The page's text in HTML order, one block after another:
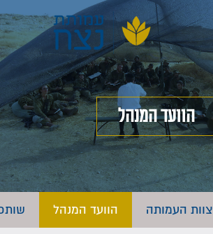
הוועד המנהל
צוות העמותה הוועד המנהל